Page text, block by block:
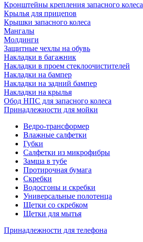
Кронштейны крепления запасного колеса
Крылья для прицепов
Крышки запасного колеса
Мангалы
Молдинги
Защитные чехлы на обувь
Накладки в багажник
Накладки в проем стеклоочистителей
Накладки на бампер
Накладки на задний бампер
Накладки на крылья
Обод НПС для запасного колеса
Принадлежности для мойки
Ведро-трансформер
Влажные салфетки
Губки
Салфетки из микрофибры
Замша в тубе
Протирочная бумага
Скребки
Водосгоны и скребки
Универсальные полотенца
Щетки со скребком
Щетки для мытья
Принадлежности для телефона